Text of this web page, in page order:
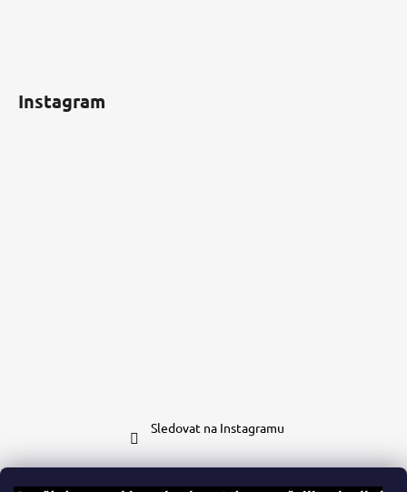
Instagram
Sledovat na Instagramu
Kontakt